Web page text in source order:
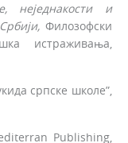
неједнакости и
Филозофски
истраживања,
српске шко­ле”,
Publishing,